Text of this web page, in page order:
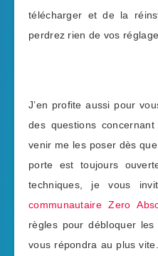
télécharger et de la
perdrez rien de vos
J’en profite aussi pour
des questions
venir me les poser dès
porte est toujours
techniques, je vous
communautaire Zero
règles pour débloquer
vous répondra au plus